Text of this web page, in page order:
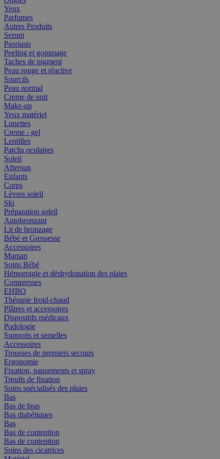
Yeux
Parfumes
Autres Produits
Serum
Psoriasis
Peeling et gommage
Taches de pigment
Peau rouge et réactive
Sourcils
Peau normal
Creme de nuit
Make-up
Yeux matériel
Lunettes
Creme - gel
Lentilles
Patchs oculaires
Soleil
Aftersun
Enfants
Corps
Lèvres soleil
Ski
Préparation soleil
Autobronzant
Lit de bronzage
Bébé et Grossesse
Accessoires
Maman
Soins Bébé
Hémorragie et déshydratation des plaies
Compresses
EHBO
Thérapie froid-chaud
Plâtres et accessoires
Dispositifs médicaux
Podologie
Supports et semelles
Accessoires
Trousses de premiers secours
Ergonomie
Fixation, pansements et spray
Treuils de fixation
Soins spécialisés des plaies
Bas
Bas de bras
Bas diabétiques
Bas
Bas de contention
Bas de contention
Soins des cicatrices